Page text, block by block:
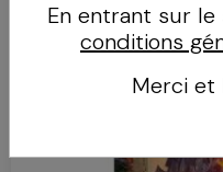
En entrant sur
conditions
Merci et